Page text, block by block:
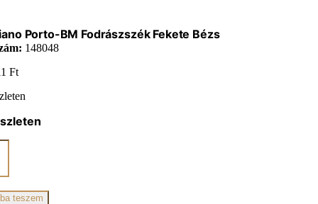
Porto-BM Fodrászszék Fekete Bézs
148048
Ft
teszem